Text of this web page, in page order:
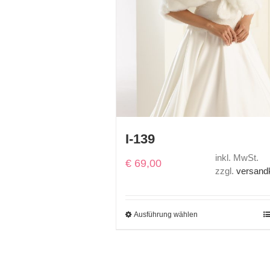
I-139
€ 69,00
inkl. MwSt.
zzgl.
Ausführung wählen